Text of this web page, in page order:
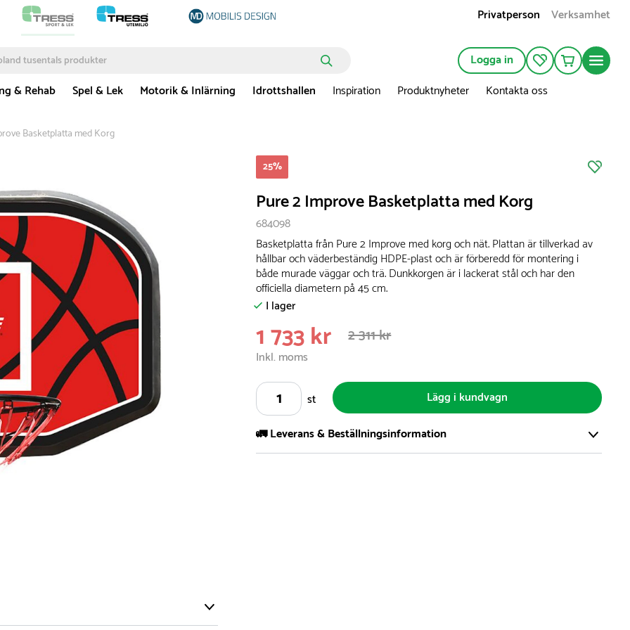
Privatperson Verksamhet
Logga in
& Rehab Spel & Lek Motorik & Inlärning Idrottshallen Inspiration Produktnyheter Kontakta oss
Basketplatta med Korg
25%
Pure 2 Improve Basketplatta med Korg
684098
Basketplatta från Pure 2 Improve med korg och nät. Plattan är tillverkad av
hållbar och väderbeständig HDPE-plast och är förberedd för montering i
både murade väggar och trä. Dunkkorgen är i lackerat stål och har den
officiella diametern på 45 cm.
I lager
1 733 kr 2 311 kr
Inkl. moms
st
Lägg i kundvagn
🚛 Leverans & Beställningsinformation